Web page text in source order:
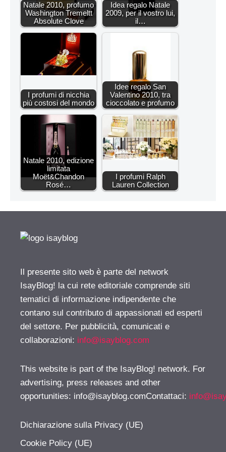
Natale 2010, profumo
Washington Tremeltt
Absolute Clove
Idea regalo Natale
2009, per il vostro lui,
il…
I profumi di nicchia
più costosi del mondo
Idee regalo San
Valentino 2010, tra
cioccolato e profumo
Natale 2010, edizione
limitata
Moët&Chandon
Rosé…
I profumi Ralph
Lauren Collection
Il presente sito web è parte del network
IsayBlog! la cui rete editoriale comprende siti
tematici di informazione indipendente che
contano sul contributo di appassionati ed esperti
del settore. Per pubblicità, comunicati e
collaborazioni: info@isayblog.com
This website is part of the IsayBlog! network. For
advertising, press releases and other
opportunities: info@isayblog.comContattaci:
Dichiarazione sulla Privacy (UE)
Cookie Policy (UE)